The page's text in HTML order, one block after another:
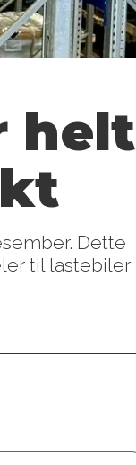
helt
Dette
til lastebiler